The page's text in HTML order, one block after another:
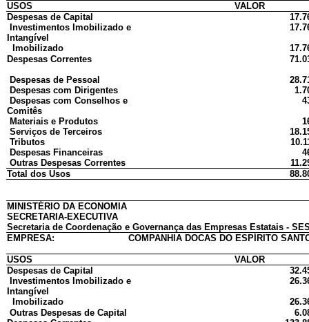
USOS
VALOR
Despesas de Capital
Investimentos Imobilizado e
Intangível
Imobilizado
Despesas Correntes
Despesas de Pessoal
Despesas com Dirigentes
Despesas com Conselhos e
Comitês
Materiais e Produtos
Serviços de Terceiros
Tributos
Despesas Financeiras
Outras Despesas Correntes
Total dos Usos
MINISTÉRIO DA ECONOMIA
SECRETARIA-EXECUTIVA
Secretaria de Coordenação e Governança das Empresas Estatais -
EMPRESA:
COMPANHIA DOCAS DO ESPÍRITO
USOS
VALOR
Despesas de Capital
Investimentos Imobilizado e
Intangível
Imobilizado
Outras Despesas de Capital